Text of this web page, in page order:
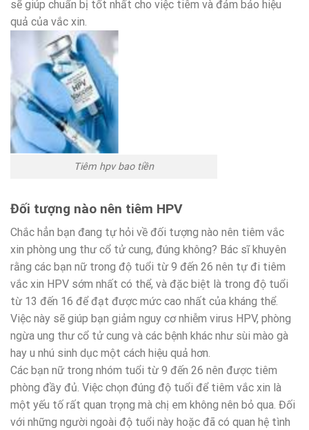
sẽ giúp chuẩn bị tốt nhất cho việc tiêm và đảm bảo hiệu
quả của vắc xin.
Tiêm hpv bao tiền
Đối tượng nào nên tiêm HPV
Chắc hẳn bạn đang tự hỏi về đối tượng nào nên tiêm vắc
xin phòng ung thư cổ tử cung, đúng không? Bác sĩ khuyên
rằng các bạn nữ trong độ tuổi từ 9 đến 26 nên tự đi tiêm
vắc xin HPV sớm nhất có thể, và đặc biệt là trong độ tuổi
từ 13 đến 16 để đạt được mức cao nhất của kháng thể.
Việc này sẽ giúp bạn giảm nguy cơ nhiễm virus HPV, phòng
ngừa ung thư cổ tử cung và các bệnh khác như sùi mào gà
hay u nhú sinh dục một cách hiệu quả hơn.
Các bạn nữ trong nhóm tuổi từ 9 đến 26 nên được tiêm
phòng đầy đủ. Việc chọn đúng độ tuổi để tiêm vắc xin là
một yếu tố rất quan trọng mà chị em không nên bỏ qua. Đối
với những người ngoài độ tuổi này hoặc đã có quan hệ tình